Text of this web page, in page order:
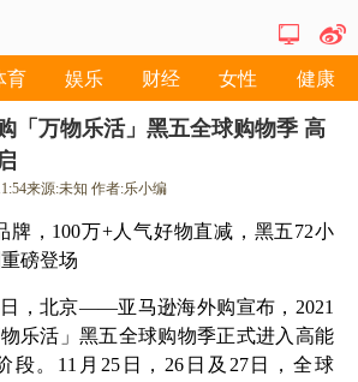
育 娱乐 财经 女性 健康
「万物乐活」黑五全球购物季 高
来源:未知作者:乐小编
牌，100万+人气好物直减，黑五72小
磅登场
日，北京——亚马逊海外购宣布，2021
乐活」黑五全球购物季正式进入高能
段。11月25日，26日及27日，全球